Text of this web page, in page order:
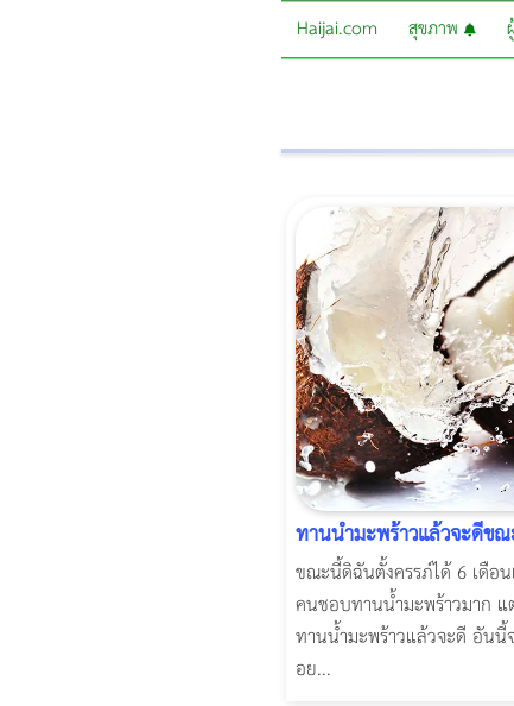
Haijai.com สุขภาพ
ทานน้ำมะพร้าวแล้วจะดีข
ขณะนี้ดิฉันตั้งครรภ์ได้ 6 เดือ
คนชอบทานน้ำมะพร้าวมาก
ทานน้ำมะพร้าวแล้วจะดี อันนี้
อย...